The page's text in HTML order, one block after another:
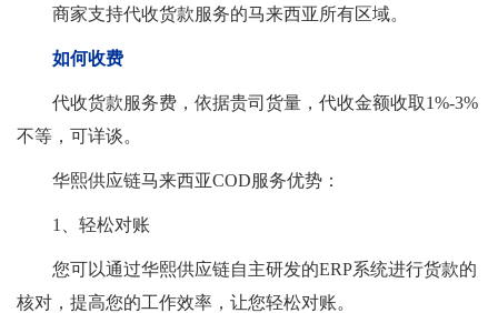
商家支持代收货款服务的马来西亚所有区域。
如何收费
代收货款服务费，依据贵司货量，代收金额收取1%-3%
不等，可详谈。
华熙供应链马来西亚COD服务优势：
1、轻松对账
您可以通过华熙供应链自主研发的ERP系统进行货款的
核对，提高您的工作效率，让您轻松对账。